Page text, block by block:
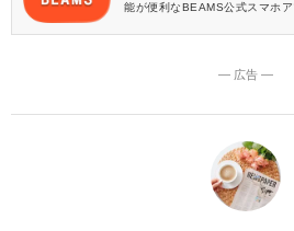
能が便利なBEAMS公式スマホ
― 広告 ―